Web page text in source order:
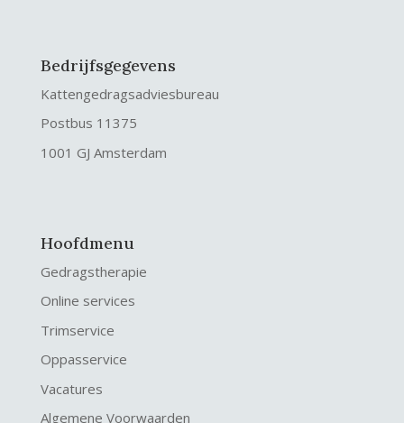
Bedrijfsgegevens
Kattengedragsadviesbureau
Postbus 11375
1001 GJ Amsterdam
Hoofdmenu
Gedragstherapie
Online services
Trimservice
Oppasservice
Vacatures
Algemene Voorwaarden